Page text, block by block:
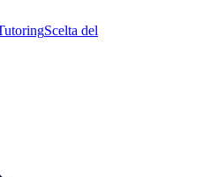
Scelta del